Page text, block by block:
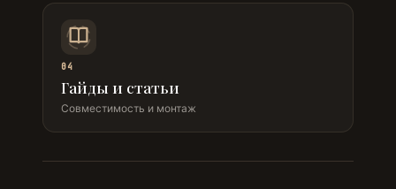
04
Гайды и статьи
Совместимость и монтаж